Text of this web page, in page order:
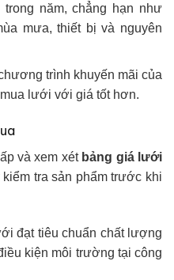
năm, chẳng hạn như
mưa, thiết bị và nguyên
trình khuyến mãi của
lưới với giá tốt hơn.
và xem xét bảng giá lưới
kiểm tra sản phẩm trước khi
đạt tiêu chuẩn chất lượng
kiện môi trường tại công